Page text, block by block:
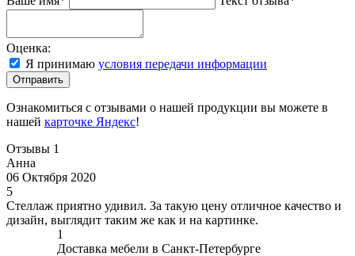
Оценка:
Я принимаю условия передачи информации
Отправить
Ознакомиться с отзывами о нашей продукции вы можете в
нашей карточке Яндекс!
Отзывы 1
Анна
06 Октября 2020
5
Стеллаж приятно удивил. За такую цену отличное качество и
дизайн, выглядит таким же как и на картинке.
1
Доставка мебели в Санкт-Петербурге